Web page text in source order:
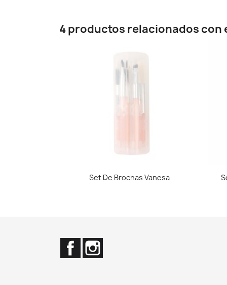
4 productos relacionados con
Vista rápida
Set De Brochas Vanesa
Facebook